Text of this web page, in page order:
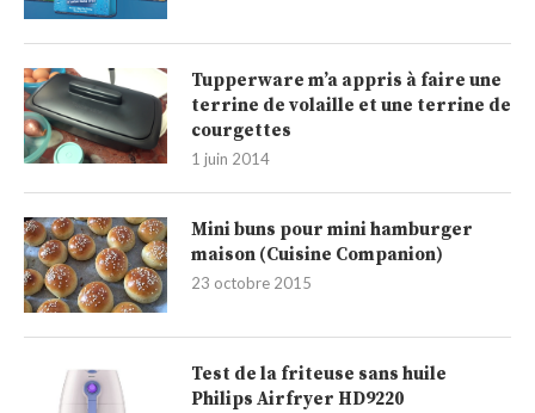
Tupperware m’a appris à faire une
terrine de volaille et une terrine de
courgettes
1 juin 2014
Mini buns pour mini hamburger
maison (Cuisine Companion)
23 octobre 2015
Test de la friteuse sans huile
Philips Airfryer HD9220